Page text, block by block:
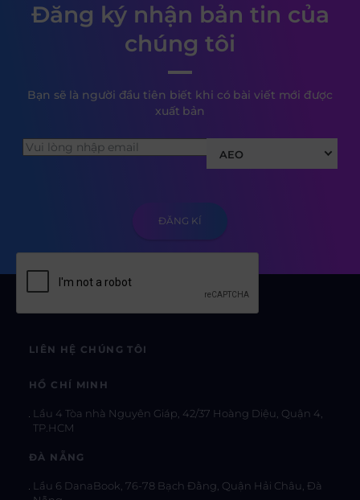
Đăng ký nhận bản tin của
chúng tôi
Bạn sẽ là người đầu tiên biết khi có bài viết mới được
xuất bản
AEO
LIÊN HỆ CHÚNG TÔI
HỒ CHÍ MINH
Lầu 4 Tòa nhà Nguyên Giáp, 42/37 Hoàng Diệu, Quận 4,
TP.HCM
ĐÀ NẴNG
Lầu 6 DanaBook, 76-78 Bạch Đằng, Quận Hải Châu, Đà